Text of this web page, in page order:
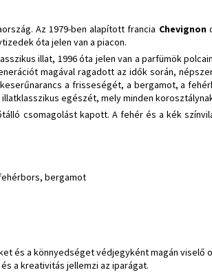
Az 1979-ben alapított francia Chevignon
óta jelen van a piacon.
illat, 1996 óta jelen van a parfümök
magával ragadott az idők során,
a frisseségét, a bergamot, a
egészét, mely minden
csomagolást kapott. A fehér és a kék
bergamot
és a könnyedséget védjegyként magán
a kreativitás jellemzi az iparágat.